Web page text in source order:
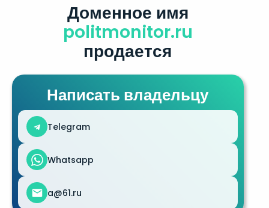
Доменное имя
politmonitor.ru
продается
Написать владельцу
Telegram
Whatsapp
a@61.ru